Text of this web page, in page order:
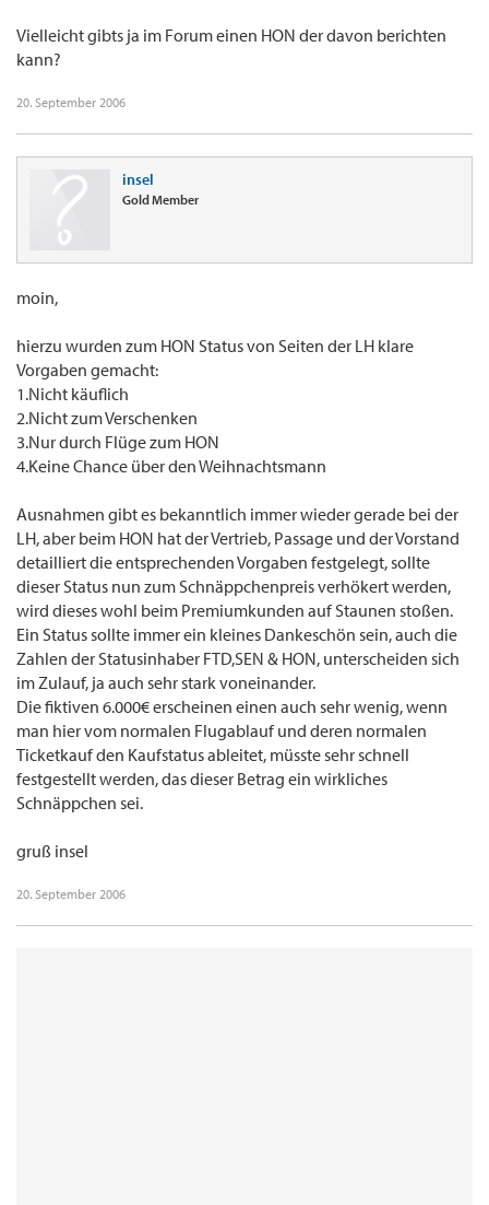
Vielleicht gibts ja im Forum einen HON der davon berichten
kann?
20. September 2006
insel
Gold Member
moin,
hierzu wurden zum HON Status von Seiten der LH klare
Vorgaben gemacht:
1.Nicht käuflich
2.Nicht zum Verschenken
3.Nur durch Flüge zum HON
4.Keine Chance über den Weihnachtsmann
Ausnahmen gibt es bekanntlich immer wieder gerade bei der
LH, aber beim HON hat der Vertrieb, Passage und der Vorstand
detailliert die entsprechenden Vorgaben festgelegt, sollte
dieser Status nun zum Schnäppchenpreis verhökert werden,
wird dieses wohl beim Premiumkunden auf Staunen stoßen.
Ein Status sollte immer ein kleines Dankeschön sein, auch die
Zahlen der Statusinhaber FTD,SEN & HON, unterscheiden sich
im Zulauf, ja auch sehr stark voneinander.
Die fiktiven 6.000€ erscheinen einen auch sehr wenig, wenn
man hier vom normalen Flugablauf und deren normalen
Ticketkauf den Kaufstatus ableitet, müsste sehr schnell
festgestellt werden, das dieser Betrag ein wirkliches
Schnäppchen sei.
gruß insel
20. September 2006